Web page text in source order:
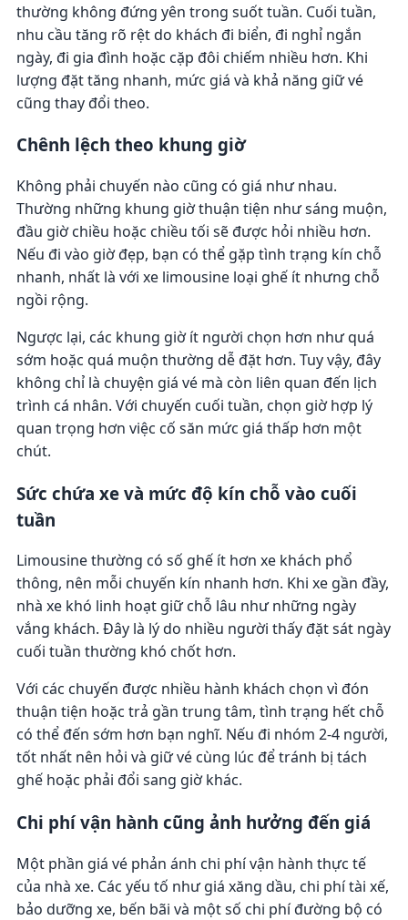
thường không đứng yên trong suốt tuần. Cuối tuần,
nhu cầu tăng rõ rệt do khách đi biển, đi nghỉ ngắn
ngày, đi gia đình hoặc cặp đôi chiếm nhiều hơn. Khi
lượng đặt tăng nhanh, mức giá và khả năng giữ vé
cũng thay đổi theo.
Chênh lệch theo khung giờ
Không phải chuyến nào cũng có giá như nhau.
Thường những khung giờ thuận tiện như sáng muộn,
đầu giờ chiều hoặc chiều tối sẽ được hỏi nhiều hơn.
Nếu đi vào giờ đẹp, bạn có thể gặp tình trạng kín chỗ
nhanh, nhất là với xe limousine loại ghế ít nhưng chỗ
ngồi rộng.
Ngược lại, các khung giờ ít người chọn hơn như quá
sớm hoặc quá muộn thường dễ đặt hơn. Tuy vậy, đây
không chỉ là chuyện giá vé mà còn liên quan đến lịch
trình cá nhân. Với chuyến cuối tuần, chọn giờ hợp lý
quan trọng hơn việc cố săn mức giá thấp hơn một
chút.
Sức chứa xe và mức độ kín chỗ vào cuối
tuần
Limousine thường có số ghế ít hơn xe khách phổ
thông, nên mỗi chuyến kín nhanh hơn. Khi xe gần đầy,
nhà xe khó linh hoạt giữ chỗ lâu như những ngày
vắng khách. Đây là lý do nhiều người thấy đặt sát ngày
cuối tuần thường khó chốt hơn.
Với các chuyến được nhiều hành khách chọn vì đón
thuận tiện hoặc trả gần trung tâm, tình trạng hết chỗ
có thể đến sớm hơn bạn nghĩ. Nếu đi nhóm 2-4 người,
tốt nhất nên hỏi và giữ vé cùng lúc để tránh bị tách
ghế hoặc phải đổi sang giờ khác.
Chi phí vận hành cũng ảnh hưởng đến giá
Một phần giá vé phản ánh chi phí vận hành thực tế
của nhà xe. Các yếu tố như giá xăng dầu, chi phí tài xế,
bảo dưỡng xe, bến bãi và một số chi phí đường bộ có